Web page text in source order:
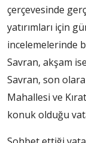
çerçevesinde
yatırımları için
incelemelerinde
Savran, akşam
Savran, son
Mahallesi ve
konuk olduğu